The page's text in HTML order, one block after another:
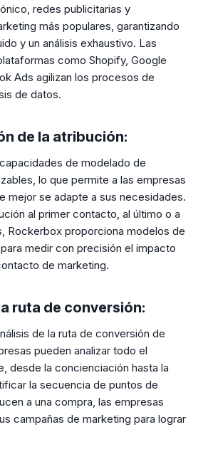
redes publicitarias y
más populares, garantizando
y un análisis exhaustivo. Las
como Shopify, Google
Ads agilizan los procesos de
de datos.
de la atribución:
de modelado de
lo que permite a las empresas
mejor se adapte a sus necesidades.
al primer contacto, al último o a
Rockerbox proporciona modelos de
medir con precisión el impacto
de marketing.
ruta de conversión:
de la ruta de conversión de
pueden analizar todo el
desde la concienciación hasta la
la secuencia de puntos de
a una compra, las empresas
campañas de marketing para lograr